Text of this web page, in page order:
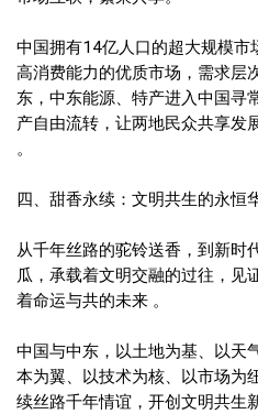
中国拥有14亿人口的超大规模市
高消费能力的优质市场，需求层
东，中东能源、特产进入中国寻
产自由流转，让两地民众共享发
。
四、甜香永续：文明共生的永恒
从千年丝路的驼铃送香，到新时
瓜，承载着文明交融的过往，见
着命运与共的未来 。
中国与中东，以土地为基、以天
本为翼、以技术为核、以市场为
续丝路千年情谊，开创文明共生